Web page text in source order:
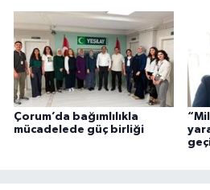
Çorum’da bağımlılıkla
mücadelede güç birliği